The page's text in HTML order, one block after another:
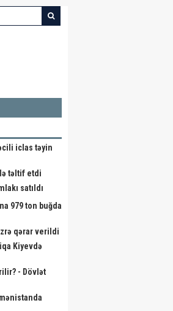
iclas təyin
təltif etdi
satıldı
979 ton buğda
qərar verildi
Kiyevdə
- Dövlət